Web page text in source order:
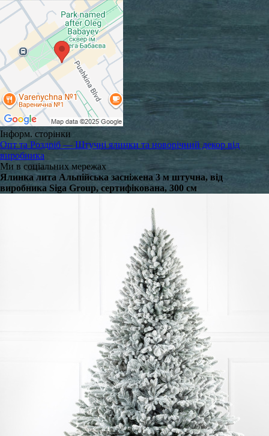
Інформ. сторінки
Опт та Роздріб — Штучні ялинки та новорічний декор від
виробника
Ми в соціальних мережах
Ялинка лита Альпійська засніжена 3 м штучна, від
виробника Siga Group, сертифікована, 300 см